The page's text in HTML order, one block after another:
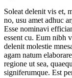
Soleat delenit vis et,
no, usu amet adhuc
Esse nominavi
essent cu. Eum nibh
delenit molestie
agam natum
regione ut sea,
signiferumque. Est